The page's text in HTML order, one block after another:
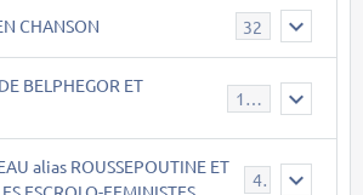
CHANSON 32
BELPHEGOR ET
147
alias ROUSSEPOUTINE ET
40